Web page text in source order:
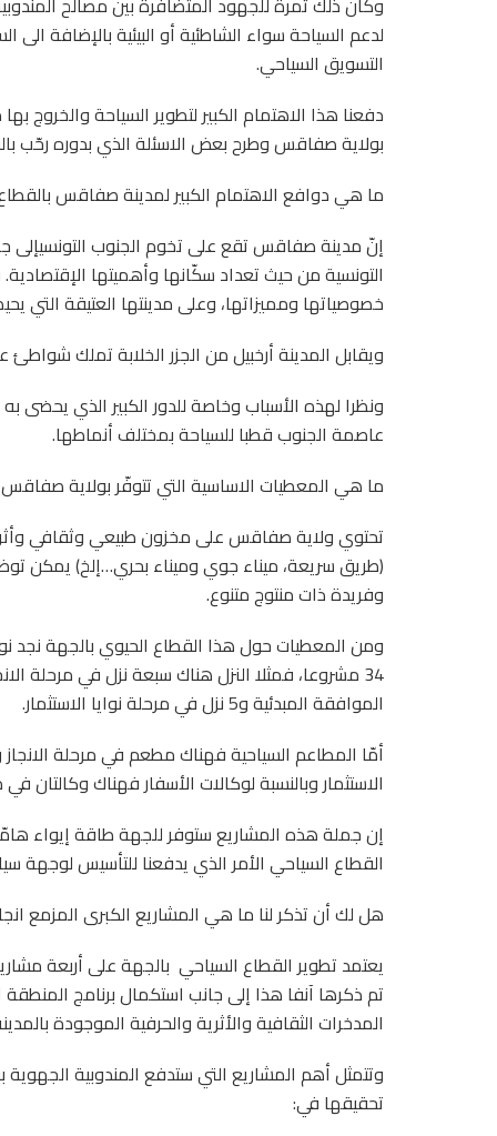
لدعم السياحة سواء الشاطئية أو البيئية بالإضافة
التسويق السياحي.
دفعنا هذا الاهتمام الكبير لتطوير السياحة والخروج
بولاية صفاقس وطرح بعض الاسئلة الذي بدوره رحّب
ما هي دوافع الاهتمام الكبير لمدينة صفاقس
إنّ مدينة صفاقس تقع على تخوم الجنوب التونسيإلى
التونسية من حيث تعداد سكّانها وأهميتها
خصوصياتها ومميزاتها، وعلى مدينتها العتيقة التي
ويقابل المدينة أرخبيل من الجزر الخلابة تملك
ونظرا لهذه الأسباب وخاصة للدور الكبير الذي
عاصمة الجنوب قطبا للسياحة بمختلف أنماطها.
ما هي المعطيات الاساسية التي تتوفّر بولاية
تحتوي ولاية صفاقس على مخزون طبيعي وثقافي
(طريق سريعة، ميناء جوي وميناء بحري…إلخ) يمكن
وفريدة ذات منتوج متنوع.
ومن المعطيات حول هذا القطاع الحيوي بالجهة نجد
الموافقة المبدئية و5 نزل في مرحلة نوايا الاستثمار.
أمّا المطاعم السياحية فهناك مطعم في مرحلة
الاستثمار وبالنسبة لوكالات الأسفار فهناك وكالتان
إن جملة هذه المشاريع ستوفر للجهة طاقة إيواء
القطاع السياحي الأمر الذي يدفعنا للتأسيس لوجهة
هل لك أن تذكر لنا ما هي المشاريع الكبرى المزمع
يعتمد تطوير القطاع السياحي بالجهة على أربعة
تم ذكرها آنفا هذا إلى جانب استكمال برنامج المنطقة
المدخرات الثقافية والأثرية والحرفية الموجودة
وتتمثل أهم المشاريع التي ستدفع المندوبية
تحقيقها في: